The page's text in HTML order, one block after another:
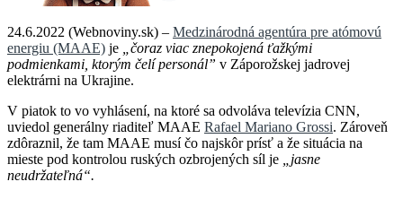
24.6.2022 (Webnoviny.sk) – Medzinárodná agentúra pre atómovú
energiu (MAAE) je
„čoraz viac znepokojená ťažkými
podmienkami, ktorým čelí personál” v Záporožskej jadrovej
elektrárni na Ukrajine.
V piatok to vo vyhlásení, na ktoré sa odvoláva televízia CNN,
uviedol generálny riaditeľ MAAE Rafael Mariano Grossi. Zároveň
zdôraznil, že tam MAAE musí čo najskôr prísť a že situácia na
mieste pod kontrolou ruských ozbrojených síl je
„jasne
neudržateľná“.